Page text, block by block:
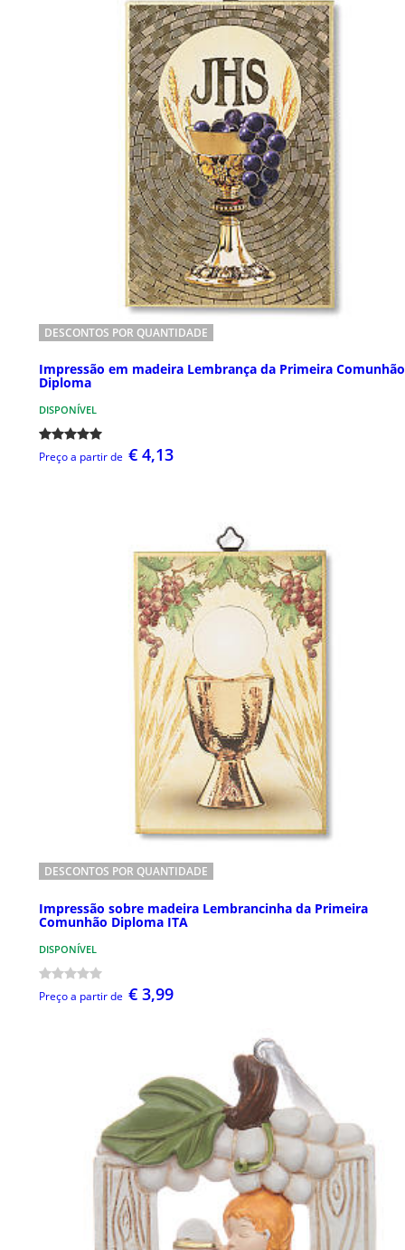
DESCONTOS POR QUANTIDADE
Impressão em madeira Lembrança da Primeira Comunhão
Diploma
DISPONÍVEL
Preço a partir de € 4,13
DESCONTOS POR QUANTIDADE
Impressão sobre madeira Lembrancinha da Primeira
Comunhão Diploma ITA
DISPONÍVEL
Preço a partir de € 3,99